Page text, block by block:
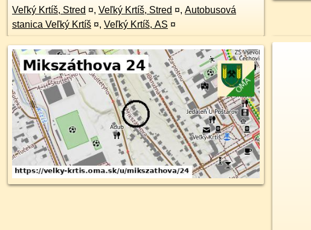
Veľký Krtíš, Stred ¤, Veľký Krtíš, Stred ¤, Autobusová
stanica Veľký Krtíš ¤, Veľký Krtíš, AS ¤